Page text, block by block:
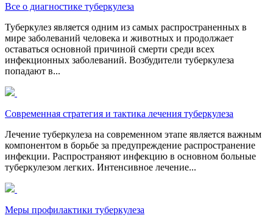
Все о диагностике туберкулеза
Туберкулез является одним из самых распространенных в
мире заболеваний человека и животных и продолжает
оставаться основной причиной смерти среди всех
инфекционных заболеваний. Возбудители туберкулеза
попадают в...
Современная стратегия и тактика лечения туберкулеза
Лечение туберкулеза на современном этапе является важным
компонентом в борьбе за предупреждение распространение
инфекции. Распространяют инфекцию в основном больные
туберкулезом легких. Интенсивное лечение...
Меры профилактики туберкулеза